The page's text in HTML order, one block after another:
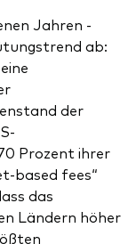
Jahren -
ab:
der
Prozent ihrer
based fees“
das
Ländern höher